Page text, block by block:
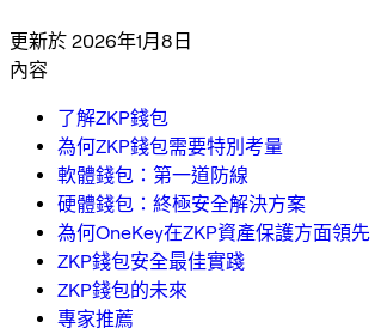
更新於 2026年1月8日
內容
了解ZKP錢包
為何ZKP錢包需要特別考量
軟體錢包：第一道防線
硬體錢包：終極安全解決方案
為何OneKey在ZKP資產保護方面領先
ZKP錢包安全最佳實踐
ZKP錢包的未來
專家推薦